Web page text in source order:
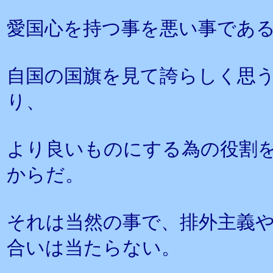
愛国心を持つ事を悪い事であ
自国の国旗を見て誇らしく思
り、
より良いものにする為の役割
からだ。
それは当然の事で、排外主義
合いは当たらない。